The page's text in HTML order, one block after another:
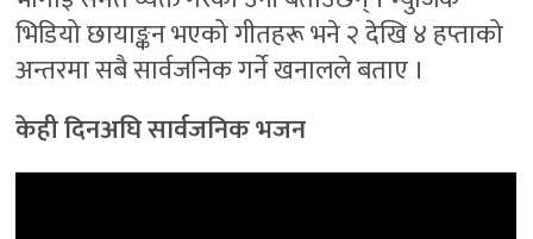
भिडियो छायाङ्कन भएको गीतहरू भने २ देखि ४ हप्ताको
अन्तरमा सबै सार्वजनिक गर्ने खनालले बताए ।
केही दिनअघि सार्वजनिक भजन